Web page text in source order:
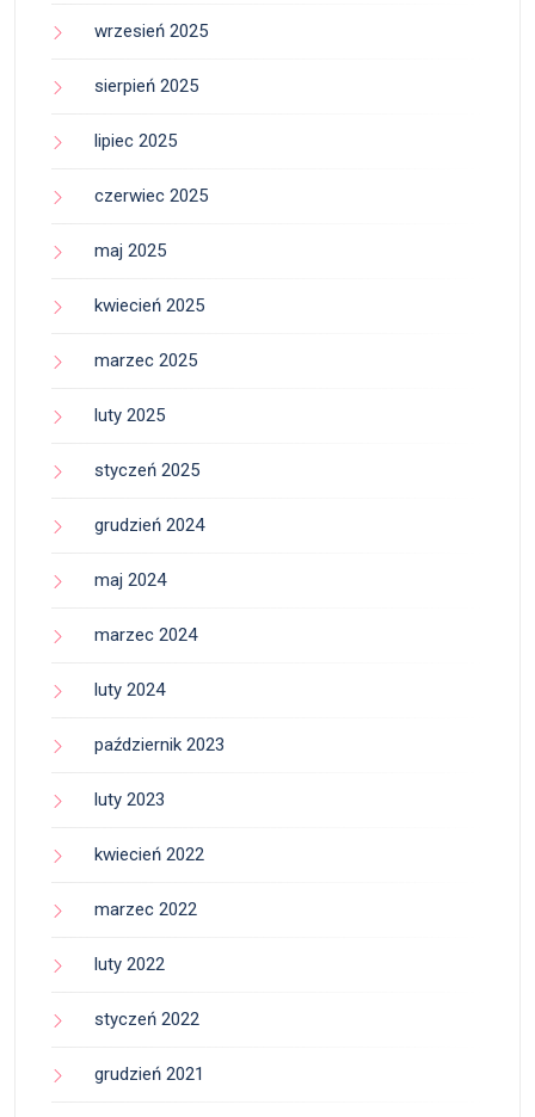
wrzesień 2025
sierpień 2025
lipiec 2025
czerwiec 2025
maj 2025
kwiecień 2025
marzec 2025
luty 2025
styczeń 2025
grudzień 2024
maj 2024
marzec 2024
luty 2024
październik 2023
luty 2023
kwiecień 2022
marzec 2022
luty 2022
styczeń 2022
grudzień 2021